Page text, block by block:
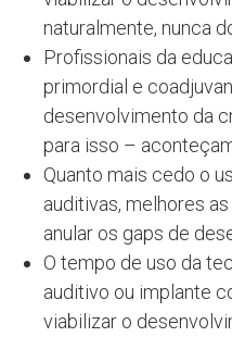
naturalmente, nunca
Profissionais da
primordial e
desenvolvimento da
para isso –
Quanto mais cedo o
auditivas, melhores
anular os gaps de
O tempo de uso da
auditivo ou implante
viabilizar o